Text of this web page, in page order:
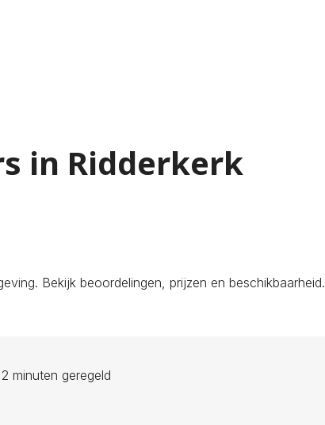
in Ridderkerk
Bekijk beoordelingen, prijzen en beschikbaarheid.
minuten geregeld